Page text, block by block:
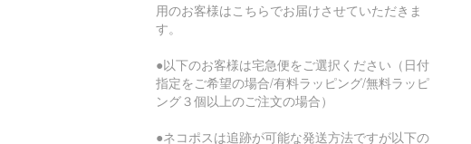
用のお客様はこちらでお届けさせていただきま
す。
●以下のお客様は宅急便をご選択ください（日付
指定をご希望の場合/有料ラッピング/無料ラッピ
ング３個以上のご注文の場合）
●ネコポスは追跡が可能な発送方法ですが以下の